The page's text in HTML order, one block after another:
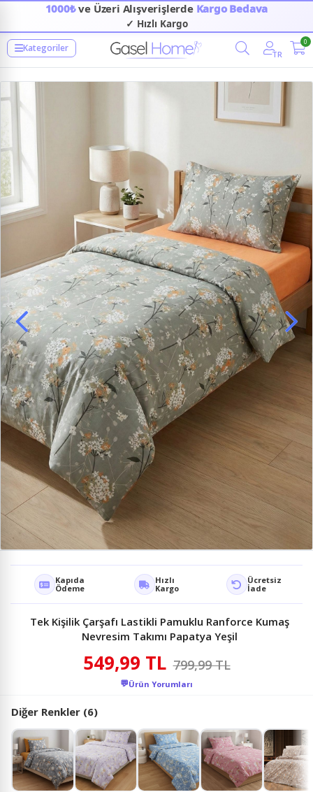
1000₺ve Üzeri Alışverişlerde Kargo Bedava
✓ Hızlı Kargo
Kategoriler
TR
0
Kapıda
Ödeme
Hızlı
Kargo
Ücretsiz
İade
Tek Kişilik Çarşafı Lastikli Pamuklu Ranforce Kumaş
Nevresim Takımı Papatya Yeşil
549,99 TL 799,99 TL
💬Ürün Yorumları
Diğer Renkler (6)